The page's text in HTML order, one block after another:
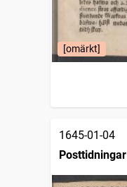
[omärkt]
1645-01-04
Posttidningar